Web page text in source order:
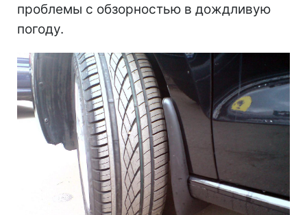
проблемы с обзорностью в дождливую
погоду.